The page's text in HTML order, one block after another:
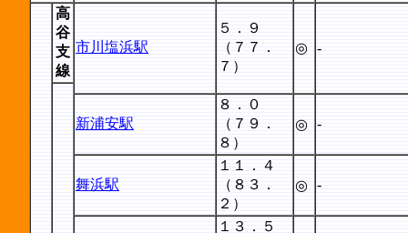
高
谷
支
線
市川塩浜駅
５．９
（７７．
７）
◎ -
新浦安駅
８．０
（７９．
８）
◎ -
舞浜駅
１１．４
（８３．
２）
◎ -
１３．５